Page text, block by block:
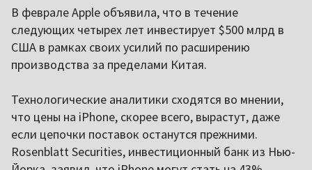
В феврале Apple объявила, что в течение
следующих четырех лет инвестирует $500 млрд в
США в рамках своих усилий по расширению
производства за пределами Китая.
Технологические аналитики сходятся во мнении,
что цены на iPhone, скорее всего, вырастут, даже
если цепочки поставок останутся прежними.
Rosenblatt Securities, инвестиционный банк из Нью-